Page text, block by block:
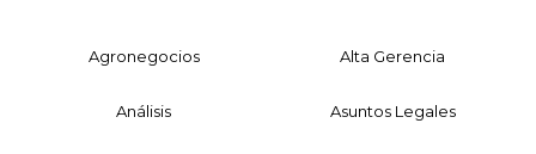
Agronegocios Alta Gerencia
Análisis Asuntos Legales